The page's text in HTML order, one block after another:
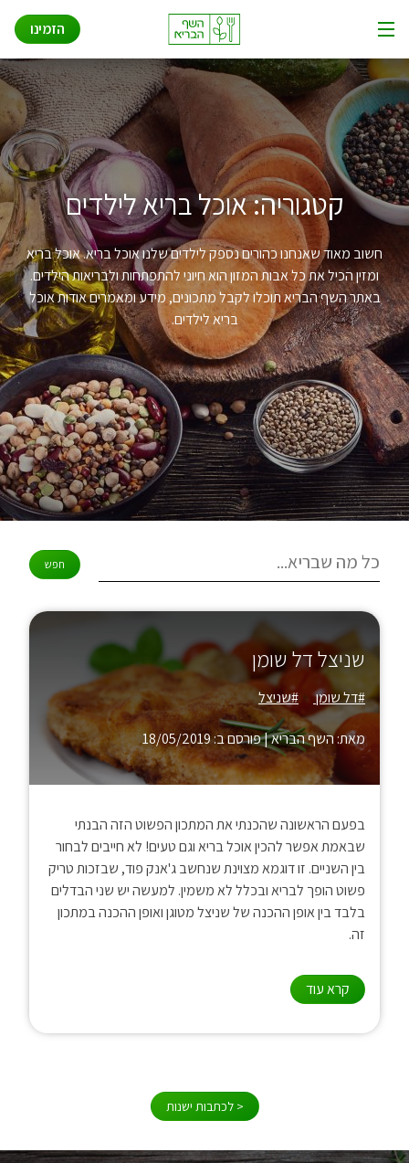
שאלות ותשובות
תפריט
איך זה עובד
פתרונות לעסקים
הזמינו
קטגוריה:אוכל בריא לילדים
חשוב מאוד שאנחנו כהורים נספק לילדים שלנו אוכל בריא. אוכל בריא
ומזין הכיל את כל אבות המזון הוא חיוני להתפתחות ולבריאות הילדים.
באתר השף הבריא תוכלו לקבל מתכונים, מידע ומאמרים אודות אוכל
בריא לילדים.
שניצל דל שומן
#דל שומן #שניצל
מאת: השף הבריא|פורסם ב: 18/05/2019
בפעם הראשונה שהכנתי את המתכון הפשוט הזה הבנתי
שבאמת אפשר להכין אוכל בריא וגם טעים! לא חייבים לבחור
בין השניים. זו דוגמא מצוינת שנחשב ג'אנק פוד, שבזכות טריק
פשוט הופך לבריא ובכלל לא משמין. למעשה יש שני הבדלים
בלבד בין אופן ההכנה של שניצל מטוגן ואופן ההכנה במתכון
זה.
קרא עוד
< לכתבות ישנות